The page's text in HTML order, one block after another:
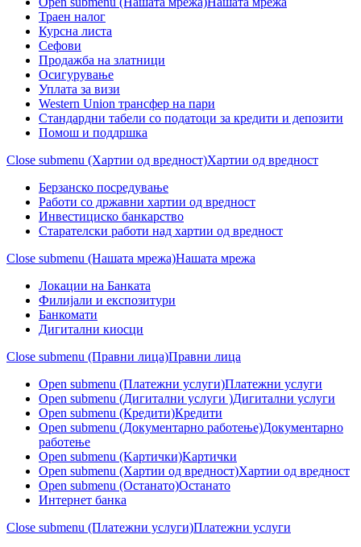
Траен налог
Курсна листа
Сефови
Продажба на златници
Осигурување
Уплата за визи
Western Union трансфер на пари
Стандардни табели со податоци за кредити и депозити
Помош и поддршка
Close submenu (Хартии од вредност)Хартии од вредност
Берзанско посредување
Работи со државни хартии од вредност
Инвестициско банкарство
Старателски работи над хартии од вредност
Close submenu (Нашата мрежа)Нашата мрежа
Локации на Банката
Филијали и експозитури
Банкомати
Дигитални киосци
Close submenu (Правни лица)Правни лица
Open submenu (Платежни услуги)Платежни услуги
Open submenu (Дигитални услуги )Дигитални услуги
Open submenu (Кредити)Кредити
Open submenu (Документарно работење)Документарно
работење
Open submenu (Kартички)Kартички
Open submenu (Хартии од вредност)Хартии од вредност
Open submenu (Останато)Останато
Интернет банка
Close submenu (Платежни услуги)Платежни услуги